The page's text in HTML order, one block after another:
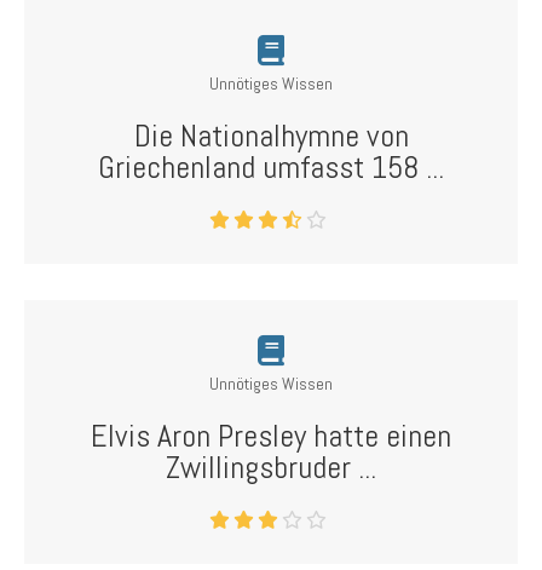
Unnötiges Wissen
Die Nationalhymne von
Griechenland umfasst 158 ...
Unnötiges Wissen
Elvis Aron Presley hatte einen
Zwillingsbruder ...